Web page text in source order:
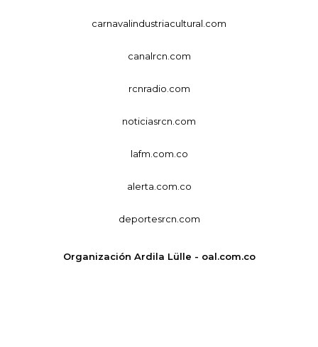
carnavalindustriacultural.com
canalrcn.com
rcnradio.com
noticiasrcn.com
lafm.com.co
alerta.com.co
deportesrcn.com
Organización Ardila Lülle - oal.com.co